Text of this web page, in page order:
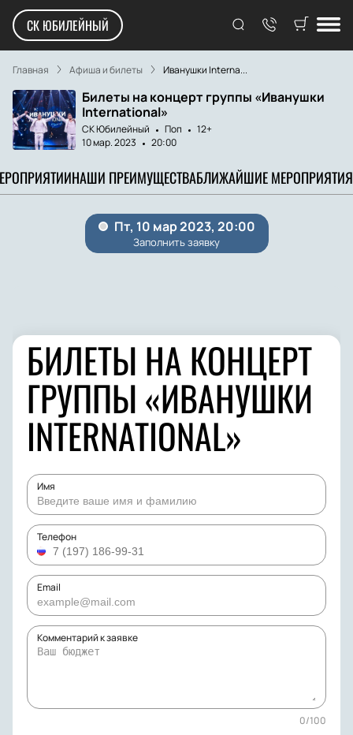
СК ЮБИЛЕЙНЫЙ
Главная Афиша и билеты Иванушки Interna...
Билеты на концерт группы «Иванушки
International»
СК Юбилейный Поп
12+
10 мар. 2023
20:00
НАШИ ПРЕИМУЩЕСТВАБЛИЖАЙШИЕ МЕРОПРИЯТИЯ
БИЛЕТЫ НА КОНЦЕРТ
ГРУППЫ «ИВАНУШКИ
INTERNATIONAL»
Имя
Телефон
Email
Комментарий к заявке
0/100